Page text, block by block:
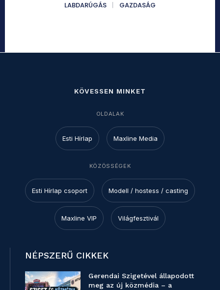
LABDARÚGÁS
GAZDASÁG
KÖVESSEN MINKET
OLDALAK
Esti Hírlap Maxline Media
KÖZÖSSÉGEK
Esti Hírlap csoport Modell / hostess / casting
Maxline VIP Világfesztivál
NÉPSZERŰ CIKKEK
Gerendai Szigetével állapodott
meg az új közmédia – a